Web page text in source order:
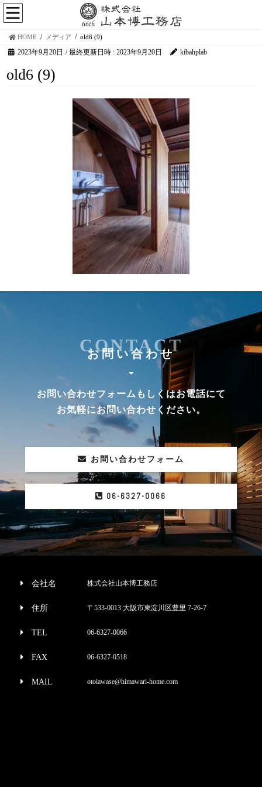
HOME メディア old6 (9)
2023年9月20日 / 最終更新日時 :2023年9月20日 kibahplab
old6 (9)
お問い合わせ
CONTACT
お問い合わせフォームもしくはお電話にて
お気軽にお問い合わせください。
お問い合わせフォーム
06-6327-0066
会社名 株式会社山本博工務店
住所 〒533-0013 大阪市東淀川区豊里 7-26-7
TEL 06-6327-0066
FAX 06-6327-0518
MAIL otoiawase@himawari-home.com